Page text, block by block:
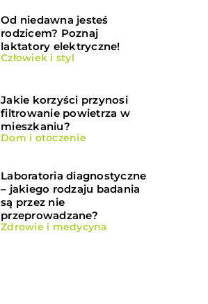
Od niedawna jesteś
rodzicem? Poznaj
laktatory elektryczne!
Człowiek i styl
Jakie korzyści przynosi
filtrowanie powietrza w
mieszkaniu?
Dom i otoczenie
Laboratoria diagnostyczne
– jakiego rodzaju badania
są przez nie
przeprowadzane?
Zdrowie i medycyna